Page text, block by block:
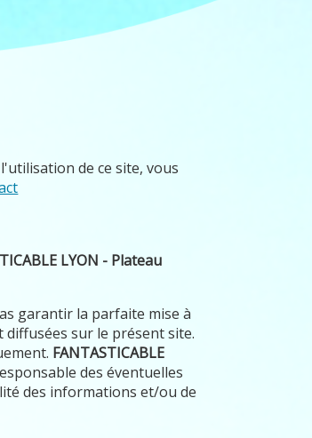
de ce site, vous
LYON - Plateau
garantir la parfaite mise à
sur le présent site.
FANTASTICABLE
des éventuelles
des informations et/ou de